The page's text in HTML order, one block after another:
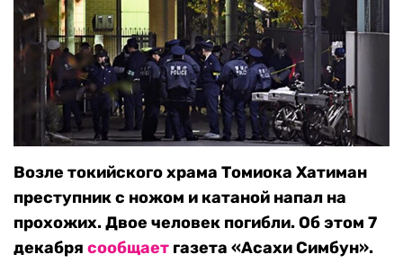
Возле токийского храма Томиока Хатиман
преступник с ножом и катаной напал на
прохожих. Двое человек погибли. Об этом 7
декабря сообщает газета «Асахи Симбун».